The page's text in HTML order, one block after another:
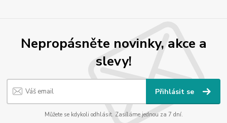
Nepropásněte novinky, akce a
slevy!
Přihlásit se
Můžete se kdykoli odhlásit. Zasíláme jednou za 7 dní.